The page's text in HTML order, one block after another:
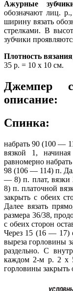
Ажурные
обозначают лиц.
ширину вязать
стрелками. В
зубчики
Плотность вязания
35 р. = 10 х 10 см.
Джемпер
описание:
Спинка:
набрать 90 (100 —
вязкой 1,
равномерно
98 (106 — 114) п.
— 8) п. плат, вязки
8) п. платочной
закрыть с обеих
Далее вязать
размера 36/38,
с обеих сторон
Через 15 (16 — 17)
выреза горловины
раздельно. С
каждом 2-м р. 2 х
горловины закрыть